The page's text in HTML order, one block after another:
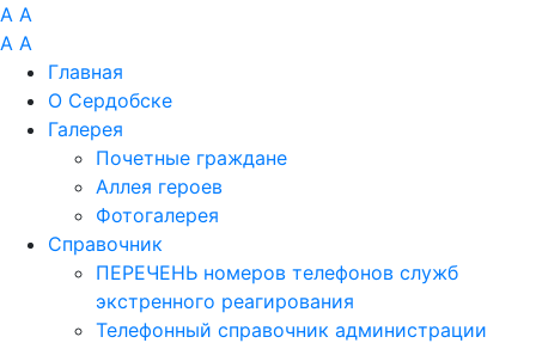
A A
A A
Главная
О Сердобске
Галерея
Почетные граждане
Аллея героев
Фотогалерея
Справочник
ПЕРЕЧЕНЬ номеров телефонов служб
экстренного реагирования
Телефонный справочник администрации